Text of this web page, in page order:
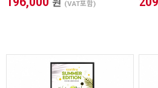
원 (VAT포함)